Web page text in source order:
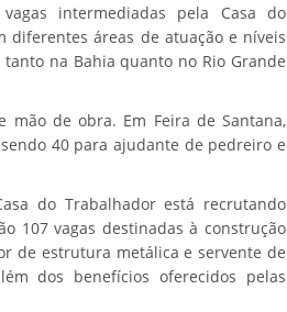
intermediadas pela Casa do
diferentes áreas de atuação e níveis
na Bahia quanto no Rio Grande
de obra. Em Feira de Santana,
40 para ajudante de pedreiro e
do Trabalhador está recrutando
107 vagas destinadas à construção
de estrutura metálica e servente de
dos benefícios oferecidos pelas